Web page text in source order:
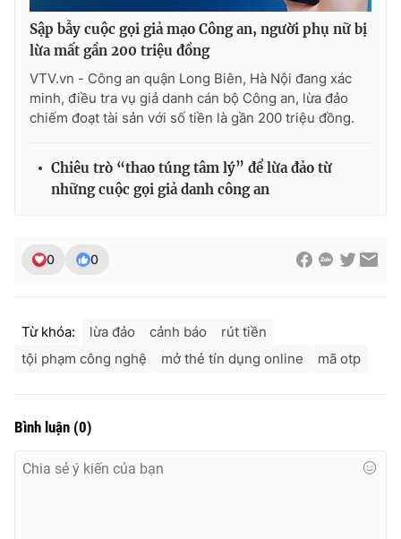
Sập bẫy cuộc gọi giả mạo Công an, người phụ nữ bị
lừa mất gần 200 triệu đồng
VTV.vn - Công an quận Long Biên, Hà Nội đang xác
minh, điều tra vụ giả danh cán bộ Công an, lừa đảo
chiếm đoạt tài sản với số tiền là gần 200 triệu đồng.
Chiêu trò “thao túng tâm lý” để lừa đảo từ
những cuộc gọi giả danh công an
0 0
Từ khóa: lừa đảo cảnh báo
rút tiền
tội phạm công nghệ
mở thẻ tín dụng online mã otp
Bình luận (0)